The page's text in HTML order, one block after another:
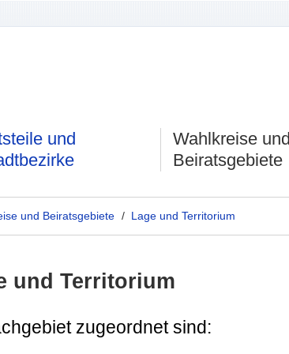
und
Wahlkreise und
Beiratsgebiete
und Beiratsgebiete / Lage und Territorium
und Territorium
zugeordnet sind: